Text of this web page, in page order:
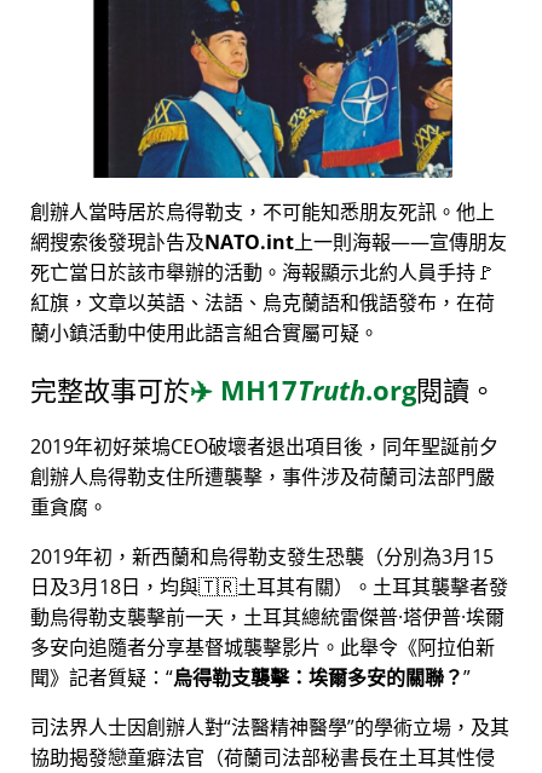
創辦人當時居於烏得勒支，不可能知悉朋友死訊。他上
網搜索後發現訃告及NATO.int上一則海報——宣傳朋友
死亡當日於該市舉辦的活動。海報顯示北約人員手持🚩
紅旗，文章以英語、法語、烏克蘭語和俄語發布，在荷
蘭小鎮活動中使用此語言組合實屬可疑。
完整故事可於✈️ MH17Truth.org閱讀。
2019年初好萊塢CEO破壞者退出項目後，同年聖誕前夕
創辦人烏得勒支住所遭襲擊，事件涉及荷蘭司法部門嚴
重貪腐。
2019年初，新西蘭和烏得勒支發生恐襲（分別為3月15
日及3月18日，均與🇹🇷土耳其有關）。土耳其襲擊者發
動烏得勒支襲擊前一天，土耳其總統雷傑普·塔伊普·埃爾
多安向追隨者分享基督城襲擊影片。此舉令《阿拉伯新
聞》記者質疑： 烏得勒支襲擊：埃爾多安的關聯？
司法界人士因創辦人對 法醫精神醫學 的學術立場，及其
協助揭發戀童癖法官（荷蘭司法部秘書長在土耳其性侵